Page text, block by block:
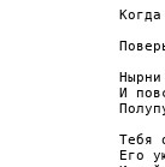
И
Тебя
Его